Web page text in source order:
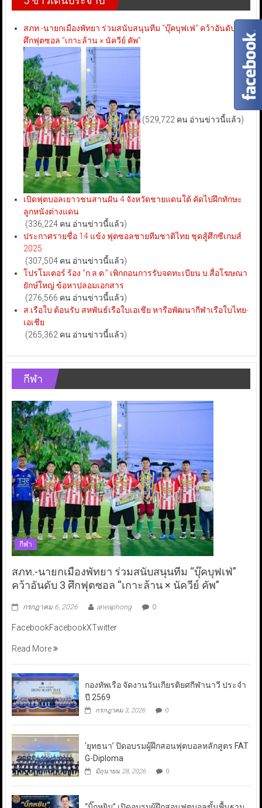
สภท.-นายกเมืองพัทยา ร่วมสนับสนุนทีม “บุ๊คบุฟเฟ่” คว้าอันดับ 3
ศึกฟุตซอล “เกาะล้าน × นัควีย์ คัพ”
(529,722 คน อ่านข่าวนี้แล้ว)
เปิดฟุตบอลเยาวชนสานฝัน 4 จังหวัดชายแดนใต้ คัดไปฝึกทักษะ
ลูกหนังต่างแดน
(336,224 คน อ่านข่าวนี้แล้ว)
ประกาศรายชื่อ 14 แข้ง ฟุตซอลชายทีมชาติไทย ชุดสู้ศึกซีเกมส์
2025
(307,504 คน อ่านข่าวนี้แล้ว)
โปรโมเตอร์ ร้อง “ก.ล.ต.” เพิกถอนการรับจดทะเบียน บ.สื่อโฆษณา
ยักษ์ใหญ่ ข้อหาปลอมเอกสาร
(276,566 คน อ่านข่าวนี้แล้ว)
ส.เรือใบ ต้อนรับ สหพันธ์เรือใบเอเชีย หารือพัฒนากีฬาเรือใบไทย-
เอเชีย
(265,362 คน อ่านข่าวนี้แล้ว)
กีฬา
กีฬา
สภท.-นายกเมืองพัทยา ร่วมสนับสนุนทีม “บุ๊คบุฟเฟ่”
คว้าอันดับ 3 ศึกฟุตซอล “เกาะล้าน × นัควีย์ คัพ”
กรกฎาคม 6, 2026 aneaphong 0
FacebookFacebookXTwitter
Read More
กองทัพเรือ จัดงานวันเกียรติยศกีฬานาวี ประจำ
ปี 2569
กรกฎาคม 3, 2026 0
‘ยุทธนา’ ปิดอบรมผู้ฝึกสอนฟุตบอลหลักสูตร FAT
G-Diploma
มิถุนายน 28, 2026 0